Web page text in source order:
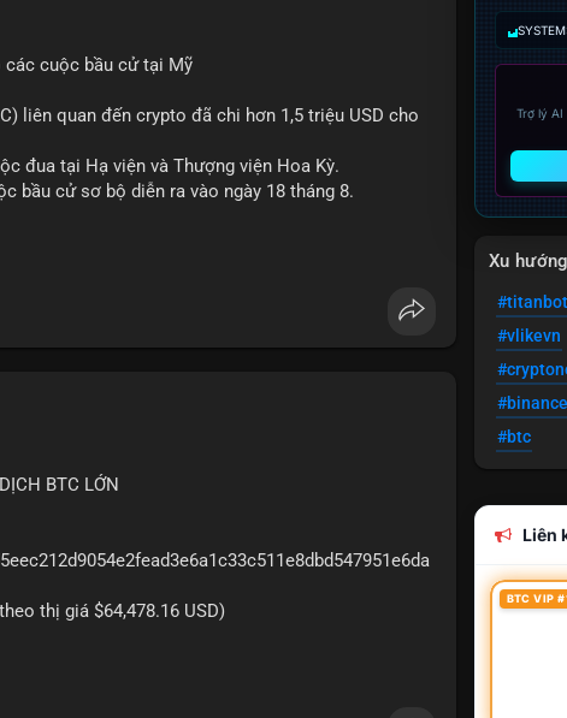
các cuộc bầu cử tại Mỹ
liên quan đến crypto đã chi hơn 1,5 triệu USD cho
đua tại Hạ viện và Thượng viện Hoa Kỳ.
bầu cử sơ bộ diễn ra vào ngày 18 tháng 8.
BTC LỚN
thị giá $64,478.16 USD)
Trợ lý
Xu
#titanbot
#vlikevn
#btc
Liên
BTC VIP